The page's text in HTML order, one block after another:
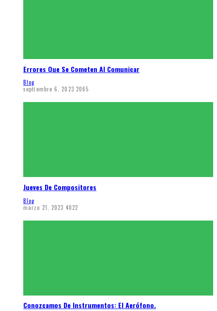
Errores Que Se Cometen Al Comunicar
Blog
septiembre 6, 2023 2065
Jueves De Compositores
Blog
marzo 21, 2023 4022
Conozcamos De Instrumentos: El Aerófono.